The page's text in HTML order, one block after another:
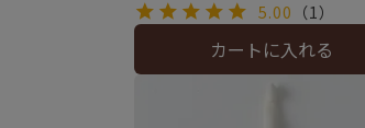
5.00 （1）
カートに入れる